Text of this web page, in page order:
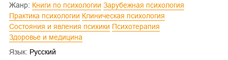
Жанр: Книги по психологии
Зарубежная психология
Практика психологии
Клиническая психология
Состояния и явления психики
Психотерапия
Здоровье и медицина
Язык: Русский